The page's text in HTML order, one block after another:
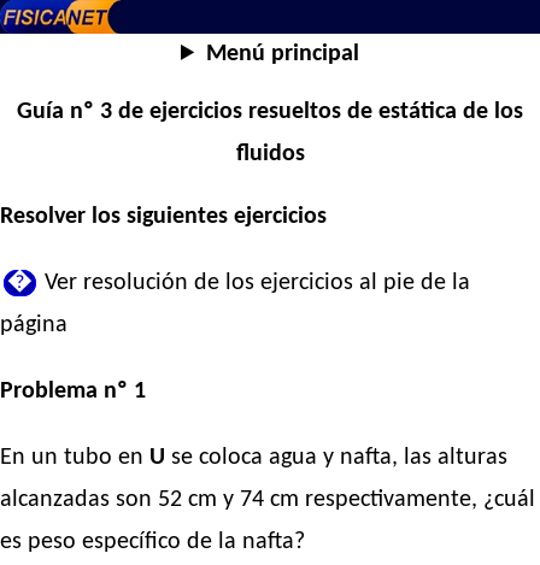
Menú principal
Guía nº 3 de ejercicios resueltos de estática de los
fluidos
Resolver los siguientes ejercicios
� Ver resolución de los ejercicios al pie de la
página
Problema nº 1
En un tubo en U se coloca agua y nafta, las alturas
alcanzadas son 52 cm y 74 cm respectivamente, ¿cuál
es peso específico de la nafta?